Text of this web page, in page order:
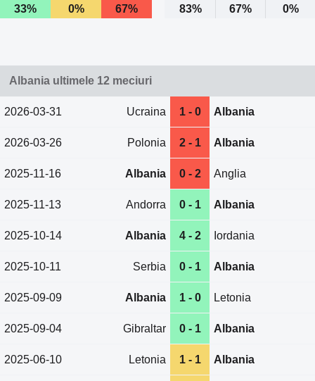
33%
0% 67% 83% 67% 0%
Albania ultimele 12 meciuri
2026-03-31 Ucraina 1 - 0 Albania
2026-03-26 Polonia 2 - 1 Albania
2025-11-16 Albania 0 - 2 Anglia
2025-11-13 Andorra 0 - 1 Albania
2025-10-14 Albania 4 - 2 Iordania
2025-10-11 Serbia 0 - 1 Albania
2025-09-09 Albania 1 - 0 Letonia
2025-09-04 Gibraltar 0 - 1 Albania
2025-06-10 Letonia 1 - 1 Albania